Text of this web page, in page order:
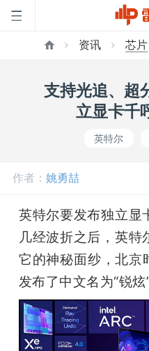
网
开
资讯 芯片
支持光追、超
立显卡千
英特尔
作者： 姚勇喆
英特尔要发布独立显
几经波折之后，英特
它的神秘面纱，北
发布了中文名为“锐